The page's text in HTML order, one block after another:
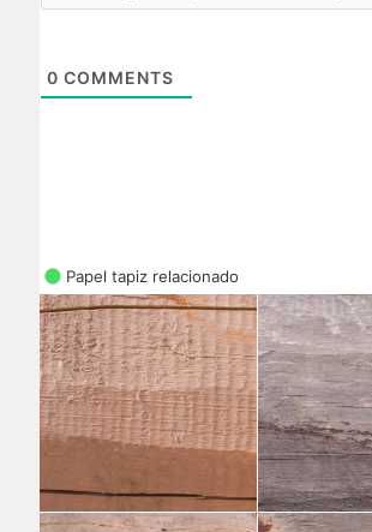
0 COMMENTS
Papel tapiz relacionado